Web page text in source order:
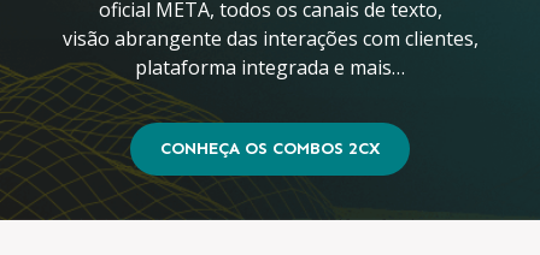
oficial META, todos os canais de texto,
visão abrangente das interações com clientes,
plataforma integrada e mais…
CONHEÇA OS COMBOS 2CX